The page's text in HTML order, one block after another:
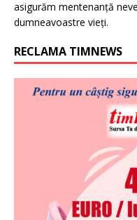
asigurăm mentenanță
dumneavoastre vieți.
RECLAMA TIMNEWS